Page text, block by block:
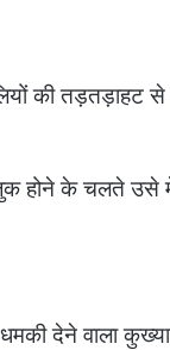
की तड़तड़ाहट
होने के चलते उसे
देने वाला कुख्यात